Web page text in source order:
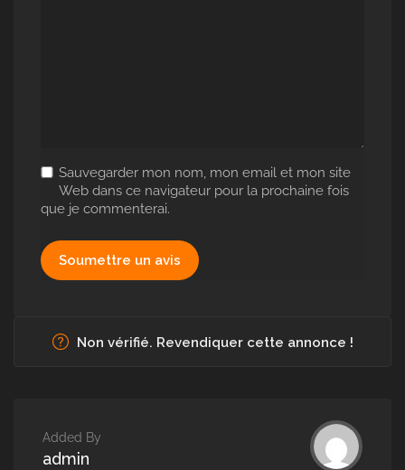
Sauvegarder mon nom, mon email et mon site
Web dans ce navigateur pour la prochaine fois
que je commenterai.
Non vérifié. Revendiquer cette annonce !
Added By
admin